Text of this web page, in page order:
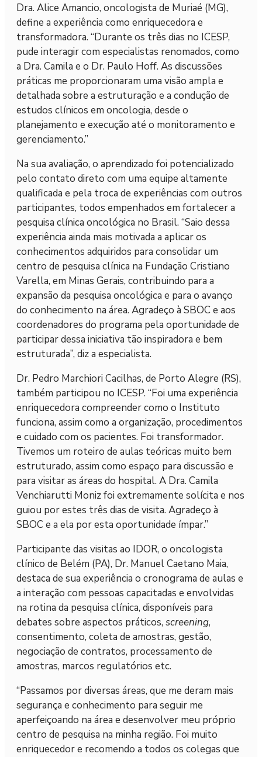
Dra. Alice Amancio, oncologista de Muriaé (MG),
define a experiência como enriquecedora e
transformadora. “Durante os três dias no ICESP,
pude interagir com especialistas renomados, como
a Dra. Camila e o Dr. Paulo Hoff. As discussões
práticas me proporcionaram uma visão ampla e
detalhada sobre a estruturação e a condução de
estudos clínicos em oncologia, desde o
planejamento e execução até o monitoramento e
gerenciamento.”
Na sua avaliação, o aprendizado foi potencializado
pelo contato direto com uma equipe altamente
qualificada e pela troca de experiências com outros
participantes, todos empenhados em fortalecer a
pesquisa clínica oncológica no Brasil. “Saio dessa
experiência ainda mais motivada a aplicar os
conhecimentos adquiridos para consolidar um
centro de pesquisa clínica na Fundação Cristiano
Varella, em Minas Gerais, contribuindo para a
expansão da pesquisa oncológica e para o avanço
do conhecimento na área. Agradeço à SBOC e aos
coordenadores do programa pela oportunidade de
participar dessa iniciativa tão inspiradora e bem
estruturada”, diz a especialista.
Dr. Pedro Marchiori Cacilhas, de Porto Alegre (RS),
também participou no ICESP. “Foi uma experiência
enriquecedora compreender como o Instituto
funciona, assim como a organização, procedimentos
e cuidado com os pacientes. Foi transformador.
Tivemos um roteiro de aulas teóricas muito bem
estruturado, assim como espaço para discussão e
para visitar as áreas do hospital. A Dra. Camila
Venchiarutti Moniz foi extremamente solícita e nos
guiou por estes três dias de visita. Agradeço à
SBOC e a ela por esta oportunidade ímpar.”
Participante das visitas ao IDOR, o oncologista
clínico de Belém (PA), Dr. Manuel Caetano Maia,
destaca de sua experiência o cronograma de aulas e
a interação com pessoas capacitadas e envolvidas
na rotina da pesquisa clínica, disponíveis para
debates sobre aspectos práticos, screening,
consentimento, coleta de amostras, gestão,
negociação de contratos, processamento de
amostras, marcos regulatórios etc.
“Passamos por diversas áreas, que me deram mais
segurança e conhecimento para seguir me
aperfeiçoando na área e desenvolver meu próprio
centro de pesquisa na minha região. Foi muito
enriquecedor e recomendo a todos os colegas que